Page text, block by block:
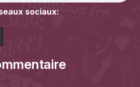
sociaux: